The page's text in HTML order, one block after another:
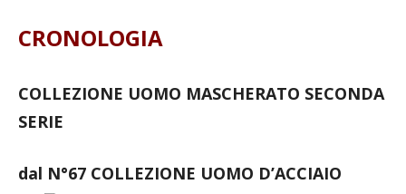
CRONOLOGIA
COLLEZIONE UOMO MASCHERATO SECONDA
SERIE
dal N°67 COLLEZIONE UOMO D’ACCIAIO